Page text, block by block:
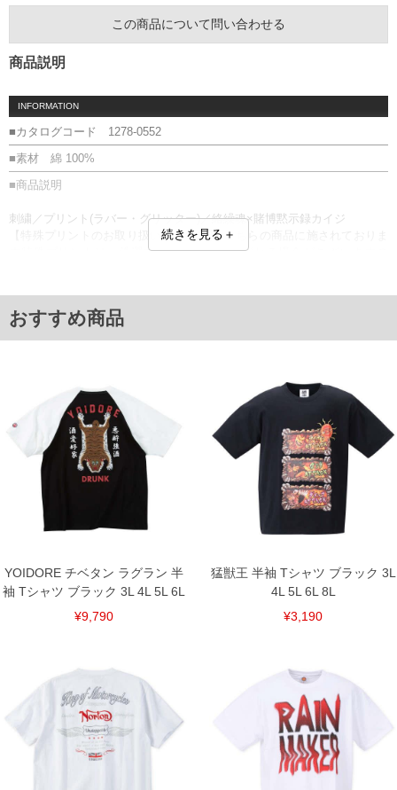
この商品について問い合わせる
商品説明
INFORMATION
■カタログコード 1278-0552
■素材 綿 100%
■商品説明
刺繍／プリント(ラバー・グリッター)／絡繰魂×賭博黙示録カイジ
【特殊プリントのお取り扱いについて】 こちらの商品に施されておりま
す特殊プリントは、洗濯方法によっては剥がれる場合がございますの
■サイズ表
サイズ/バスト/総丈/裾周り/肩幅/袖丈
3L/130/78/130/58/24
※【返品交換について】
返品交換希望の方は、商品到着後1週間以内にご連絡ください。
下着(肌着)やワイシャツは商品の性質上、返品交換不可とさせて頂いております。予め
ご了承くださいませ。
※【ボトムの裾上げをご希望の場合】
裾上げ料金は500円+税となります。
備考欄に股下●cmとご記入下さい。（裾上げ無料対象商品は1本につき税込6,000円以
上の品が対象。1本5,999円以下の商品は有料（500円+税）となります。）
一部、お直しに対応出来ない商品がございます。(例：裾にファスナーや調節ひもが付
いている、極端なデザインが施されている等)
※商品によって若干のサイズの誤差がございます。また、お客様がご使用の環境（コ
舗からのお取り寄せ等により、お客様にご迷惑をお掛けしてしまう場合がございま
す。そのようなことがない様最大限に努めておりますが、もしあった場合速やかにご
連絡させて頂きますので予めご了承ください。
DETAIL
続きを見る＋
おすすめ商品
YOIDORE チベタン ラグラン 半
袖 Tシャツ ブラック 3L 4L 5L 6L
¥9,790
猛獣王 半袖 Tシャツ ブラック 3L
4L 5L 6L 8L
¥3,190